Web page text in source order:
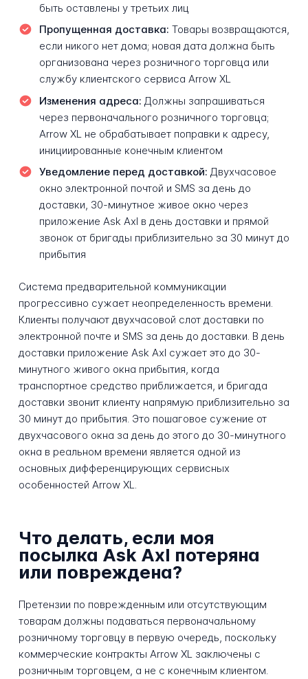
быть оставлены у третьих лиц
Пропущенная доставка: Товары возвращаются,
если никого нет дома; новая дата должна быть
организована через розничного торговца или
службу клиентского сервиса Arrow XL
Изменения адреса: Должны запрашиваться
через первоначального розничного торговца;
Arrow XL не обрабатывает поправки к адресу,
инициированные конечным клиентом
Уведомление перед доставкой: Двухчасовое
окно электронной почтой и SMS за день до
доставки, 30-минутное живое окно через
приложение Ask Axl в день доставки и прямой
звонок от бригады приблизительно за 30 минут до
прибытия
Система предварительной коммуникации
прогрессивно сужает неопределенность времени.
Клиенты получают двухчасовой слот доставки по
электронной почте и SMS за день до доставки. В день
доставки приложение Ask Axl сужает это до 30-
минутного живого окна прибытия, когда
транспортное средство приближается, и бригада
доставки звонит клиенту напрямую приблизительно за
30 минут до прибытия. Это пошаговое сужение от
двухчасового окна за день до этого до 30-минутного
окна в реальном времени является одной из
основных дифференцирующих сервисных
особенностей Arrow XL.
Что делать, если моя
посылка Ask Axl потеряна
или повреждена?
Претензии по поврежденным или отсутствующим
товарам должны подаваться первоначальному
розничному торговцу в первую очередь, поскольку
коммерческие контракты Arrow XL заключены с
розничным торговцем, а не с конечным клиентом.